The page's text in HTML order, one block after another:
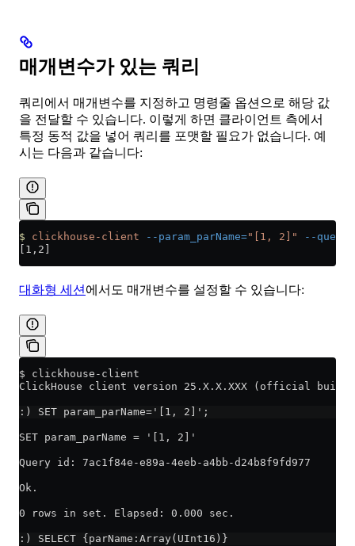
매개변수가 있는 쿼리
쿼리에서 매개변수를 지정하고 명령줄 옵션으로 해당 값
을 전달할 수 있습니다. 이렇게 하면 클라이언트 측에서
특정 동적 값을 넣어 쿼리를 포맷할 필요가 없습니다. 예
시는 다음과 같습니다:
$ clickhouse-client --param_parName="[1, 2]" --query
[1,2]
대화형 세션 에서도 매개변수를 설정할 수 있습니다:
$ clickhouse-client
ClickHouse client version 25.X.X.XXX (official
:) SET param_parName='[1, 2]';
SET param_parName = '[1, 2]'
Query id: 7ac1f84e-e89a-4eeb-a4bb-d24b8f9fd977
Ok.
0 rows in set. Elapsed: 0.000 sec.
:) SELECT {parName:Array(UInt16)}